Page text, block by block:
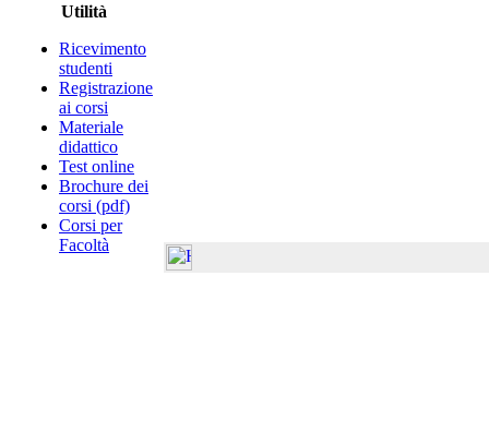
Utilità
Ricevimento
studenti
Registrazione
ai corsi
Materiale
didattico
Test online
Brochure dei
corsi (pdf)
Corsi per
Facoltà